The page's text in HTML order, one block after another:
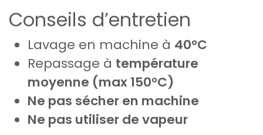
Conseils d’entretien
Lavage en machine à 40°C
Repassage à température
moyenne (max 150°C)
Ne pas sécher en machine
Ne pas utiliser de vapeur